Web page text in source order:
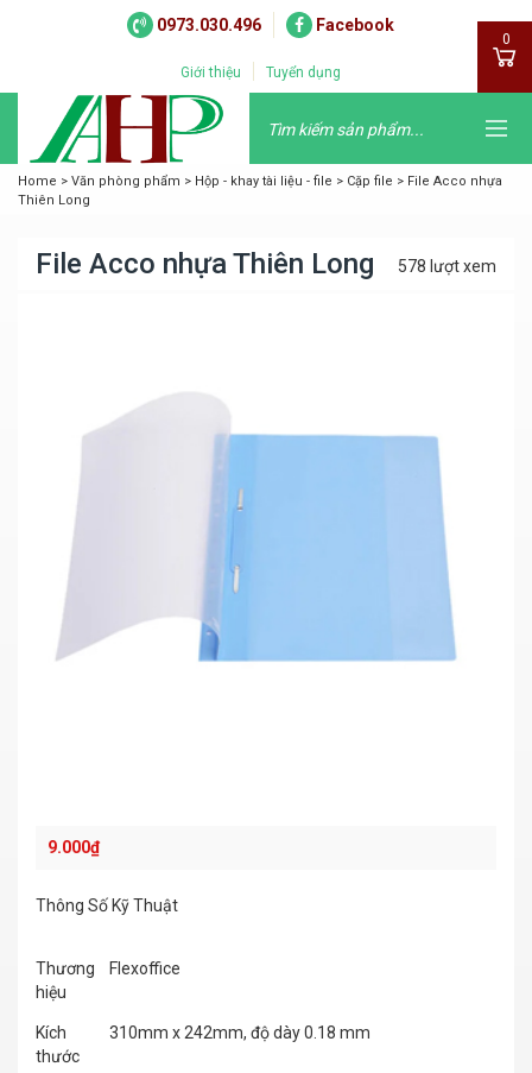
0973.030.496 Facebook
Giới thiệu Tuyển dụng
0
Home > Văn phòng phẩm > Hộp - khay tài liệu - file > Cặp file > File Acco nhựa
Thiên Long
File Acco nhựa Thiên Long 578 lượt xem
9.000₫
Thông Số Kỹ Thuật
Thương
hiệu
Flexoffice
Kích
thước
310mm x 242mm, độ dày 0.18 mm